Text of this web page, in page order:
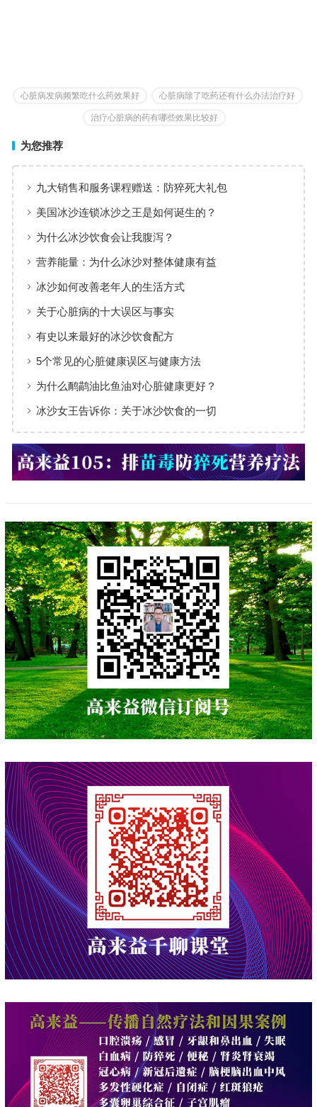
心脏病发病频繁吃什么药效果好 心脏病除了吃药还有什么办法治疗好
治疗心脏病的药有哪些效果比较好
为您推荐
九大销售和服务课程赠送：防猝死大礼包
美国冰沙连锁冰沙之王是如何诞生的？
为什么冰沙饮食会让我腹泻？
营养能量：为什么冰沙对整体健康有益
冰沙如何改善老年人的生活方式
关于心脏病的十大误区与事实
有史以来最好的冰沙饮食配方
5个常见的心脏健康误区与健康方法
为什么鸸鹋油比鱼油对心脏健康更好？
冰沙女王告诉你：关于冰沙饮食的一切